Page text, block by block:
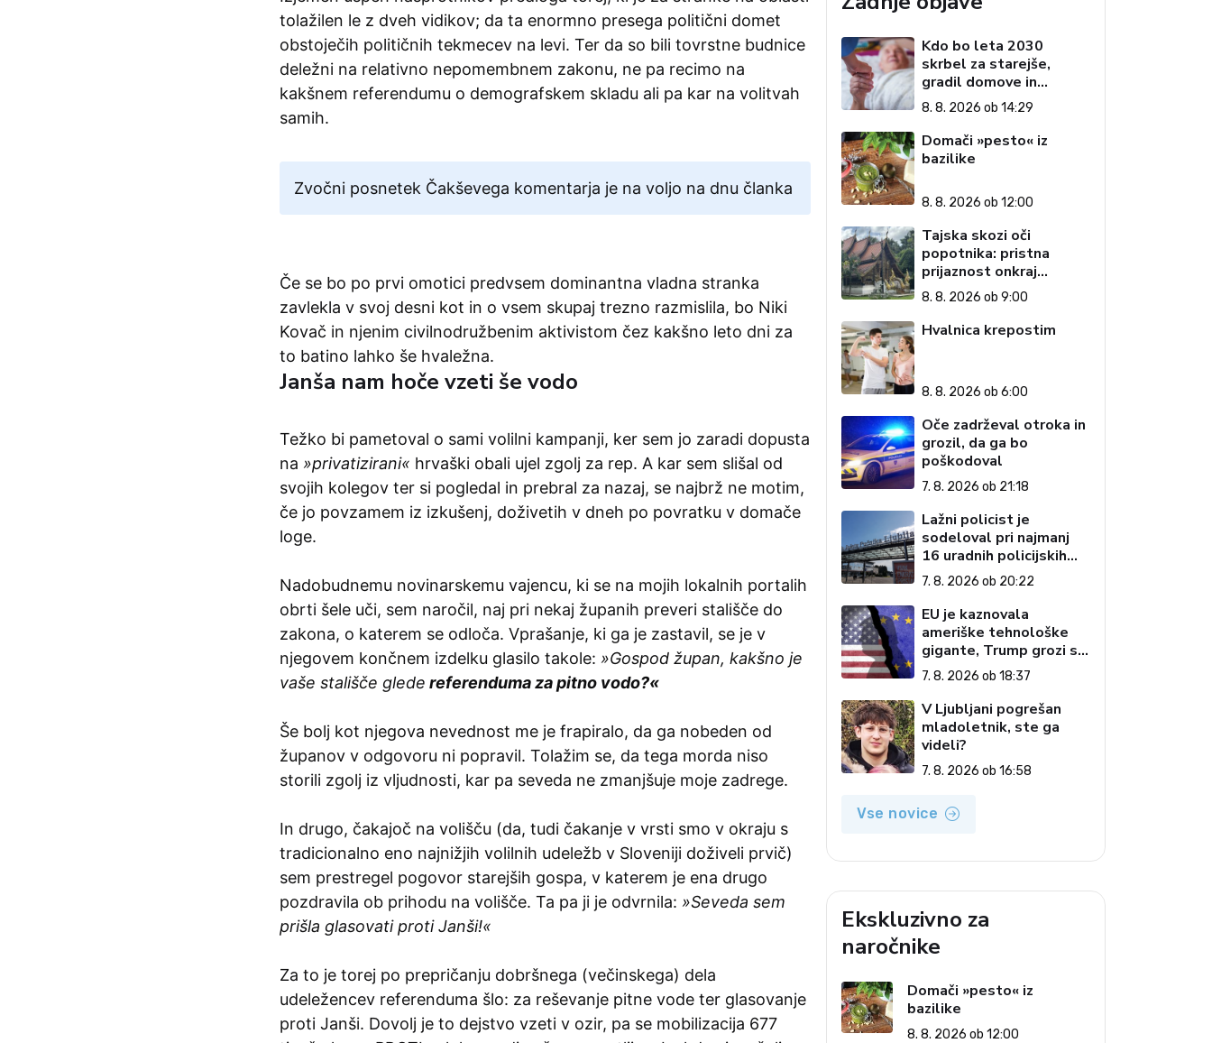
tolažilen le z dveh vidikov; da ta enormno presega politični domet
obstoječih političnih tekmecev na levi. Ter da so bili tovrstne budnice
deležni na relativno nepomembnem zakonu, ne pa recimo na
kakšnem referendumu o demografskem skladu ali pa kar na volitvah
samih.
Zvočni posnetek Čakševega komentarja je na voljo na dnu članka
Če se bo po prvi omotici predvsem dominantna vladna stranka
zavlekla v svoj desni kot in o vsem skupaj trezno razmislila, bo Niki
Kovač in njenim civilnodružbenim aktivistom čez kakšno leto dni za
to batino lahko še hvaležna.
Janša nam hoče vzeti še vodo
Težko bi pametoval o sami volilni kampanji, ker sem jo zaradi dopusta
na »privatizirani« hrvaški obali ujel zgolj za rep. A kar sem slišal od
svojih kolegov ter si pogledal in prebral za nazaj, se najbrž ne motim,
če jo povzamem iz izkušenj, doživetih v dneh po povratku v domače
loge.
Nadobudnemu novinarskemu vajencu, ki se na mojih lokalnih portalih
obrti šele uči, sem naročil, naj pri nekaj županih preveri stališče do
zakona, o katerem se odloča. Vprašanje, ki ga je zastavil, se je v
njegovem končnem izdelku glasilo takole: »Gospod župan, kakšno je
vaše stališče glede referenduma za pitno vodo?«
Še bolj kot njegova nevednost me je frapiralo, da ga nobeden od
županov v odgovoru ni popravil. Tolažim se, da tega morda niso
storili zgolj iz vljudnosti, kar pa seveda ne zmanjšuje moje zadrege.
In drugo, čakajoč na volišču (da, tudi čakanje v vrsti smo v okraju s
tradicionalno eno najnižjih volilnih udeležb v Sloveniji doživeli prvič)
sem prestregel pogovor starejših gospa, v katerem je ena drugo
pozdravila ob prihodu na volišče. Ta pa ji je odvrnila: »Seveda sem
prišla glasovati proti Janši!«
Za to je torej po prepričanju dobršnega (večinskega) dela
udeležencev referenduma šlo: za reševanje pitne vode ter glasovanje
proti Janši. Dovolj je to dejstvo vzeti v ozir, pa se mobilizacija 677
Kdo bo leta 2030
skrbel za starejše,
gradil domove in
zagotavljal javne
storitve?
8. 8. 2026 ob 14:29
Domači »pesto« iz
bazilike
8. 8. 2026 ob 12:00
Tajska skozi oči
popotnika: pristna
prijaznost onkraj
razglednic (1. del)
8. 8. 2026 ob 9:00
Hvalnica krepostim
8. 8. 2026 ob 6:00
Oče zadrževal otroka in
grozil, da ga bo
poškodoval
7. 8. 2026 ob 21:18
Lažni policist je
sodeloval pri najmanj
16 uradnih policijskih
postopkih
7. 8. 2026 ob 20:22
EU je kaznovala
ameriške tehnološke
gigante, Trump grozi s
carinami
7. 8. 2026 ob 18:37
V Ljubljani pogrešan
mladoletnik, ste ga
videli?
7. 8. 2026 ob 16:58
Vse novice
Ekskluzivno za
naročnike
Domači »pesto« iz
bazilike
8. 8. 2026 ob 12:00